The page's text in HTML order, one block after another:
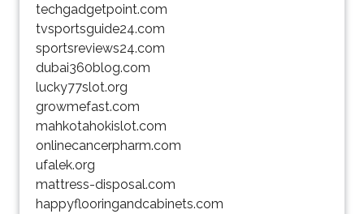
techgadgetpoint.com
tvsportsguide24.com
sportsreviews24.com
dubai360blog.com
lucky77slot.org
growmefast.com
mahkotahokislot.com
onlinecancerpharm.com
ufalek.org
mattress-disposal.com
happyflooringandcabinets.com